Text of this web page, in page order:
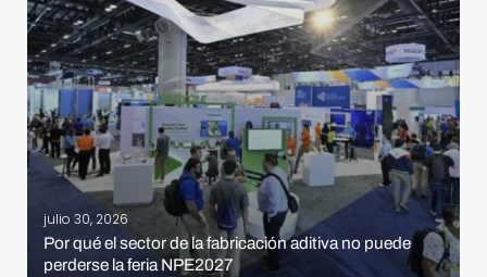
julio 30, 2026
Por qué el sector de la fabricación aditiva no puede
perderse la feria NPE2027